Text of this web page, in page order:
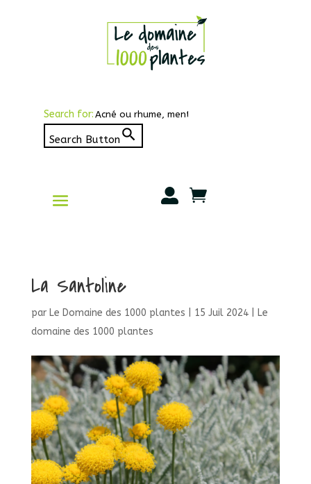
Search for:
Search Button
 
La Santoline
par Le Domaine des 1000 plantes 15 Juil 2024|
Le
domaine des 1000 plantes